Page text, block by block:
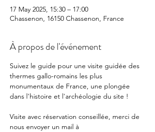
17 May 2025, 15:30 – 17:00
Chassenon, 16150 Chassenon, France
À propos de l'événement
Suivez le guide pour une visite guidée des
thermes gallo-romains les plus
monumentaux de France, une plongée
dans l'histoire et l'archéologie du site !
Visite avec réservation conseillée, merci de
nous envoyer un mail à